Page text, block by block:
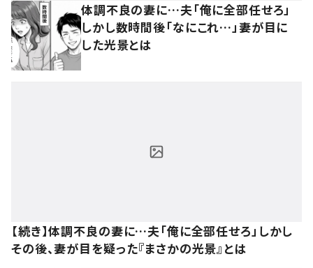
体調不良の妻に…夫「俺に全部任せろ」
しかし数時間後「なにこれ…」妻が目に
した光景とは
【続き】体調不良の妻に…夫「俺に全部任せろ」しかし
その後、妻が目を疑った『まさかの光景』とは